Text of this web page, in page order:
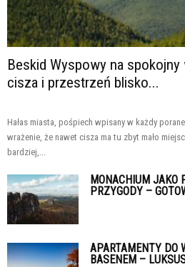
Beskid Wyspowy na
cisza i przestrzeń blisko...
Hałas miasta, pośpiech wpisany w każdy
wrażenie, że nawet cisza ma tu zbyt mało
bardziej,...
MONACHIUM JAKO
PRZYGODY –
APARTAMENTY DO
BASENEM –